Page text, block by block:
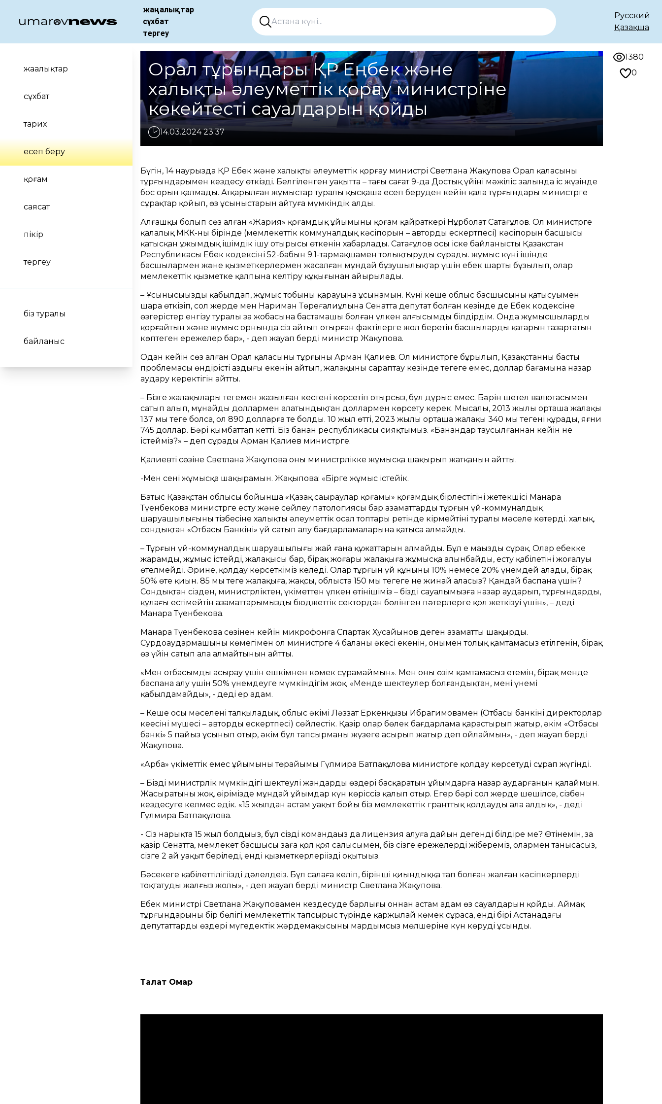
жаңалықтар
сұхбат
тергеу
Русский
Қазақша
жаңалықтар
сұхбат
тарих
есеп беру
қоғам
саясат
пікір
тергеу
біз туралы
байланыс
Орал тұрғындары ҚР Еңбек және
халықты әлеуметтік қорғау министріне
көкейтесті сауалдарын қойды
14.03.2024 23:37
Бүгін, 14 наурызда ҚР Еңбек және халықты әлеуметтік қорғау министрі Светлана Жақупова Орал қаласының
тұрғындарымен кездесу өткізді. Белгіленген уақытта – таңғы сағат 9-да Достық үйінің мәжіліс залында іс жүзінде
бос орын қалмады. Атқарылған жұмыстар туралы қысқаша есеп беруден кейін қала тұрғындары министрге
сұрақтар қойып, өз ұсыныстарын айтуға мүмкіндік алды.
Алғашқы болып сөз алған «Жария» қоғамдық ұйымының қоғам қайраткері Нұрболат Сатағұлов. Ол министрге
қалалық МКК-ның бірінде (мемлекеттік коммуналдық кәсіпорын – автордың ескертпесі) кәсіпорын басшысы
қатысқан ұжымдық ішімдік ішу отырысы өткенін хабарлады. Сатағұлов осы іске байланысты Қазақстан
Республикасы Еңбек кодексінің 52-бабын 9.1-тармақшамен толықтыруды сұрады. жұмыс күні ішінде
басшылармен және қызметкерлермен жасалған мұндай бұзушылықтар үшін еңбек шарты бұзылып, олар
мемлекеттік қызметке қалпына келтіру құқығынан айырылады.
– Ұсынысыңызды қабылдап, жұмыс тобының қарауына ұсынамын. Күні кеше облыс басшысының қатысуымен
шара өткізіп, сол жерде мен Нариман Төреғалиұлына Сенатта депутат болған кезінде де Еңбек кодексіне
өзгерістер енгізу туралы заң жобасына бастамашы болған үлкен алғысымды білдірдім. Онда жұмысшыларды
қорғайтын және жұмыс орнында сіз айтып отырған фактілерге жол беретін басшылардың қатарын тазартатын
көптеген ережелер бар», - деп жауап берді министр Жақупова.
Одан кейін сөз алған Орал қаласының тұрғыны Арман Қалиев. Ол министрге бұрылып, Қазақстанның басты
проблемасы өндірістің аздығы екенін айтып, жалақыны сараптау кезінде теңгеге емес, доллар бағамына назар
аудару керектігін айтты.
– Бізге жалақылары теңгемен жазылған кестені көрсетіп отырсыз, бұл дұрыс емес. Бәрін шетел валютасымен
сатып алып, мұнайды доллармен алатындықтан доллармен көрсету керек. Мысалы, 2013 жылы орташа жалақы
137 мың теңге болса, ол 890 долларға тең болды. 10 жыл өтті, 2023 жылы орташа жалақы 340 мың теңгені құрады, яғни
745 доллар. Бәрі қымбаттап кетті. Біз банан республикасы сияқтымыз. «Банандар таусылғаннан кейін не
істейміз?» – деп сұрады Арман Қалиев министрге.
Қалиевтің сөзіне Светлана Жақупова оны министрлікке жұмысқа шақырып жатқанын айтты.
-Мен сені жұмысқа шақырамын. Жақыпова: «Бірге жұмыс істейік.
Батыс Қазақстан облысы бойынша «Қазақ саңыраулар қоғамы» қоғамдық бірлестігінің жетекшісі Манара
Түенбекова министрге есту және сөйлеу патологиясы бар азаматтардың тұрғын үй-коммуналдық
шаруашылығының тізбесіне халықтың әлеуметтік осал топтары ретінде кірмейтіні туралы мәселе көтерді. халық,
сондықтан «Отбасы Банкінің» үй сатып алу бағдарламаларына қатыса алмайды.
– Тұрғын үй-коммуналдық шаруашылығы жай ғана құжаттарын алмайды. Бұл ең маңызды сұрақ. Олар еңбекке
жарамды, жұмыс істейді, жалақысы бар, бірақ жоғары жалақыға жұмысқа алынбайды, есту қабілетінің жоғалуы
өтелмейді. Әрине, қолдау көрсеткіміз келеді. Олар тұрғын үй құнының 10% немесе 20% үнемдей алады, бірақ
50% өте қиын. 85 мың теңге жалақыға, жақсы, облыста 150 мың теңгеге не жинай аласыз? Қандай баспана үшін?
Сондықтан сізден, министрліктен, үкіметтен үлкен өтінішіміз – біздің сауалымызға назар аударып, тұрғындардың,
құлағы естімейтін азаматтарымыздың бюджеттік сектордан бөлінген пәтерлерге қол жеткізуі үшін», – деді
Манара Түенбекова.
Манара Түенбекова сөзінен кейін микрофонға Спартак Хусайынов деген азаматты шақырды.
Сурдоаудармашының көмегімен ол министрге 4 баланың әкесі екенін, онымен толық қамтамасыз етілгенін, бірақ
өз үйін сатып ала алмайтынын айтты.
«Мен отбасымды асырау үшін ешкімнен көмек сұрамаймын». Мен оны өзім қамтамасыз етемін, бірақ менде
баспана алу үшін 50% үнемдеуге мүмкіндігім жоқ. «Менде шектеулер болғандықтан, мені үнемі
қабылдамайды», - деді ер адам.
– Кеше осы мәселені талқыладық, облыс әкімі Ләззат Еркенқызы Ибрагимовамен (Отбасы банкінің директорлар
кеңесінің мүшесі – автордың ескертпесі) сөйлестік. Қазір олар бөлек бағдарлама қарастырып жатыр, әкім «Отбасы
банкі» 5 пайыз ұсынып отыр, әкім бұл тапсырманы жүзеге асырып жатыр деп ойлаймын», - деп жауап берді
Жақупова.
«Арба» үкіметтік емес ұйымының төрайымы Гүлмира Батпақұлова министрге қолдау көрсетуді сұрап жүгінді.
– Біздің министрлік мүмкіндігі шектеулі жандардың өздері басқаратын ұйымдарға назар аударғанын қалаймын.
Жасыратыны жоқ, өңірімізде мұндай ұйымдар күн көріссіз қалып отыр. Егер бәрі сол жерде шешілсе, сізбен
кездесуге келмес едік. «15 жылдан астам уақыт бойы біз мемлекеттік гранттық қолдауды ала алдық», - деді
Гүлмира Батпақұлова.
- Сіз нарықта 15 жыл болдыңыз, бұл сіздің командаңыз да лицензия алуға дайын дегенді білдіре ме? Өтінемін, заң
қазір Сенатта, мемлекет басшысы заңға қол қоя салысымен, біз сізге ережелерді жібереміз, олармен танысасыз,
сізге 2 ай уақыт беріледі, енді қызметкерлеріңізді оқытыңыз.
Бәсекеге қабілеттілігіңізді дәлелдеңіз. Бұл салаға келіп, бірінші қиындыққа тап болған жалған кәсіпкерлерді
тоқтатудың жалғыз жолы», - деп жауап берді министр Светлана Жақупова.
Еңбек министрі Светлана Жақуповамен кездесуде барлығы оннан астам адам өз сауалдарын қойды. Аймақ
тұрғындарының бір бөлігі мемлекеттік тапсырыс түрінде қаржылай көмек сұраса, енді бірі Астанадағы
депутаттардың өздері мүгедектік жәрдемақысының мардымсыз мөлшеріне күн көруді ұсынды.
Талғат Омар
1380
0